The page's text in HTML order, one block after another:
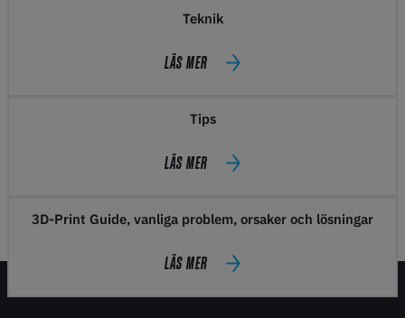
Teknik
LÄS MER
Tips
LÄS MER
3D-Print Guide, vanliga problem, orsaker och lösningar
LÄS MER